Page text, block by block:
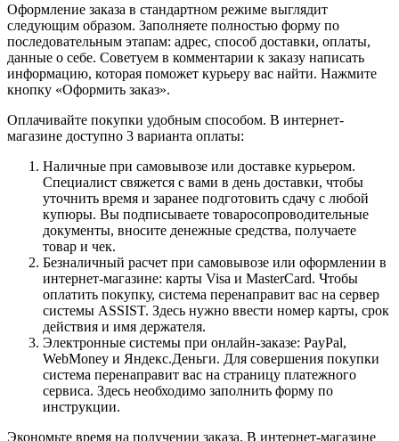
Оформление заказа в стандартном режиме выглядит
следующим образом. Заполняете полностью форму по
последовательным этапам: адрес, способ доставки, оплаты,
данные о себе. Советуем в комментарии к заказу написать
информацию, которая поможет курьеру вас найти. Нажмите
кнопку «Оформить заказ».
Оплачивайте покупки удобным способом. В интернет-
магазине доступно 3 варианта оплаты:
Наличные при самовывозе или доставке курьером.
Специалист свяжется с вами в день доставки, чтобы
уточнить время и заранее подготовить сдачу с любой
купюры. Вы подписываете товаросопроводительные
документы, вносите денежные средства, получаете
товар и чек.
Безналичный расчет при самовывозе или оформлении в
интернет-магазине: карты Visa и MasterCard. Чтобы
оплатить покупку, система перенаправит вас на сервер
системы ASSIST. Здесь нужно ввести номер карты, срок
действия и имя держателя.
Электронные системы при онлайн-заказе: PayPal,
WebMoney и Яндекс.Деньги. Для совершения покупки
система перенаправит вас на страницу платежного
сервиса. Здесь необходимо заполнить форму по
инструкции.
Экономьте время на получении заказа. В интернет-магазине